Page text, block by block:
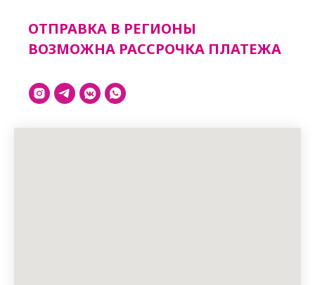
ОТПРАВКА В РЕГИОНЫ
ВОЗМОЖНА РАССРОЧКА ПЛАТЕЖА